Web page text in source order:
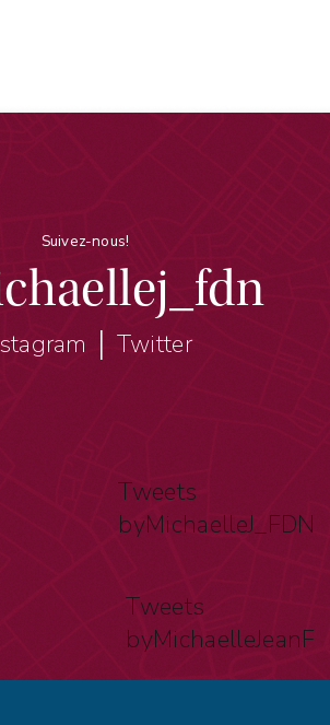
Suivez-nous!
│ Twitter
Tweets
byMichaelleJ_FDN
Tweets
byMichaelleJeanF